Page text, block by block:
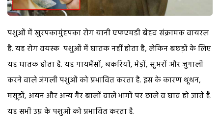
पशुओं में खुरपकामुंहपका रोग यानी एफएमडी बेहद संक्रामक वायरल
है. यह रोग वयस्क पशुओं में घातक नहीं होता है, लेकिन बछड़ों के लिए
यह घातक होता है. यह गायभैंसों, बकरियों, भेड़ों, सूअरों और जुगाली
करने वाले जंगली पशुओं को प्रभावित करता है. इस के कारण थूथन,
मसूड़ों, अयन और अन्य गैर बालों वाले भागों पर छाले व घाव हो जाते हैं.
यह सभी उम्र के पशुओं को प्रभावित करता है.